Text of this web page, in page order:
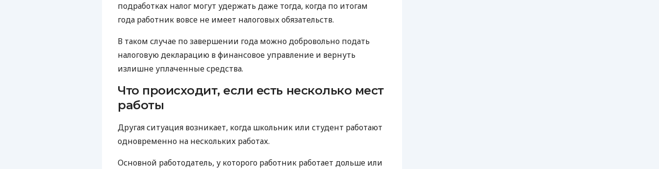
подработках налог могут удержать даже тогда, когда по итогам
года работник вовсе не имеет налоговых обязательств.
В таком случае по завершении года можно добровольно подать
налоговую декларацию в финансовое управление и вернуть
излишне уплаченные средства.
Что происходит, если есть несколько мест
работы
Другая ситуация возникает, когда школьник или студент работают
одновременно на нескольких работах.
Основной работодатель, у которого работник работает дольше или